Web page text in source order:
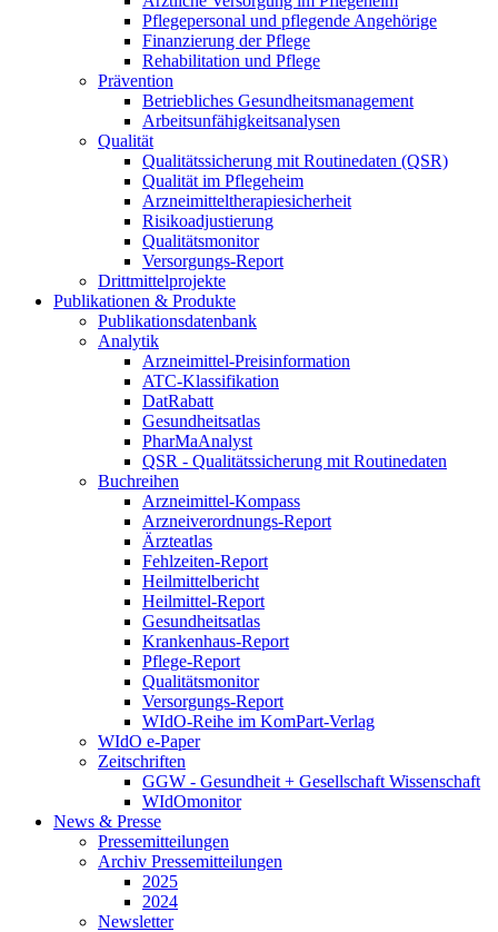
Pflegepersonal und pflegende Angehörige
Finanzierung der Pflege
Rehabilitation und Pflege
Prävention
Betriebliches Gesundheitsmanagement
Arbeitsunfähigkeitsanalysen
Qualität
Qualitätssicherung mit Routinedaten (QSR)
Qualität im Pflegeheim
Arzneimitteltherapiesicherheit
Risikoadjustierung
Qualitätsmonitor
Versorgungs-Report
Drittmittelprojekte
Publikationen & Produkte
Publikationsdatenbank
Analytik
Arzneimittel-Preisinformation
ATC-Klassifikation
DatRabatt
Gesundheitsatlas
PharMaAnalyst
QSR - Qualitätssicherung mit Routinedaten
Buchreihen
Arzneimittel-Kompass
Arzneiverordnungs-Report
Ärzteatlas
Fehlzeiten-Report
Heilmittelbericht
Heilmittel-Report
Gesundheitsatlas
Krankenhaus-Report
Pflege-Report
Qualitätsmonitor
Versorgungs-Report
WIdO-Reihe im KomPart-Verlag
WIdO e-Paper
Zeitschriften
GGW - Gesundheit + Gesellschaft Wissenschaft
WIdOmonitor
News & Presse
Pressemitteilungen
Archiv Pressemitteilungen
2025
2024
Newsletter